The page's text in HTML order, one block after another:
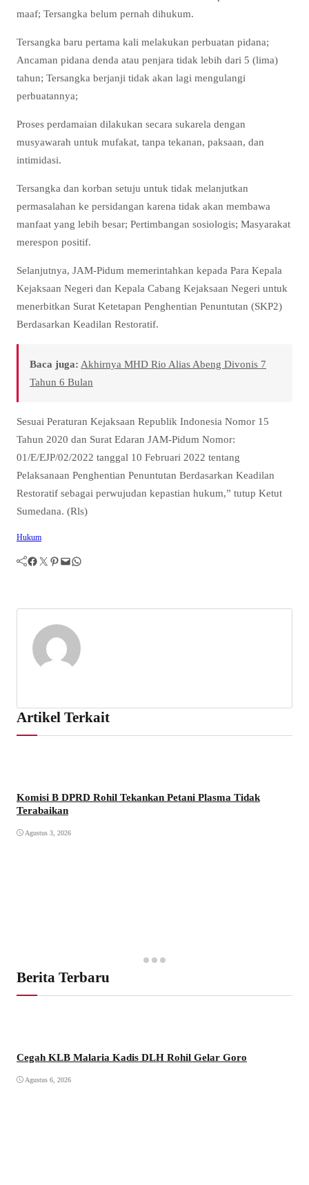
maaf; Tersangka belum pernah dihukum.
Tersangka baru pertama kali melakukan perbuatan pidana;
Ancaman pidana denda atau penjara tidak lebih dari 5 (lima)
tahun; Tersangka berjanji tidak akan lagi mengulangi
perbuatannya;
Proses perdamaian dilakukan secara sukarela dengan
musyawarah untuk mufakat, tanpa tekanan, paksaan, dan
intimidasi.
Tersangka dan korban setuju untuk tidak melanjutkan
permasalahan ke persidangan karena tidak akan membawa
manfaat yang lebih besar; Pertimbangan sosiologis; Masyarakat
merespon positif.
Selanjutnya, JAM-Pidum memerintahkan kepada Para Kepala
Kejaksaan Negeri dan Kepala Cabang Kejaksaan Negeri untuk
menerbitkan Surat Ketetapan Penghentian Penuntutan (SKP2)
Berdasarkan Keadilan Restoratif.
Baca juga: Akhirnya MHD Rio Alias Abeng Divonis 7
Tahun 6 Bulan
Sesuai Peraturan Kejaksaan Republik Indonesia Nomor 15
Tahun 2020 dan Surat Edaran JAM-Pidum Nomor:
01/E/EJP/02/2022 tanggal 10 Februari 2022 tentang
Pelaksanaan Penghentian Penuntutan Berdasarkan Keadilan
Restoratif sebagai perwujudan kepastian hukum,” tutup Ketut
Sumedana. (Rls)
Hukum
Facebook Twitter Pinterest Mail WhatsApp
Artikel Terkait
Komisi B DPRD Rohil Tekankan Petani Plasma Tidak
Terabaikan
Agustus 3, 2026
Berita Terbaru
Cegah KLB Malaria Kadis DLH Rohil Gelar Goro
Agustus 6, 2026